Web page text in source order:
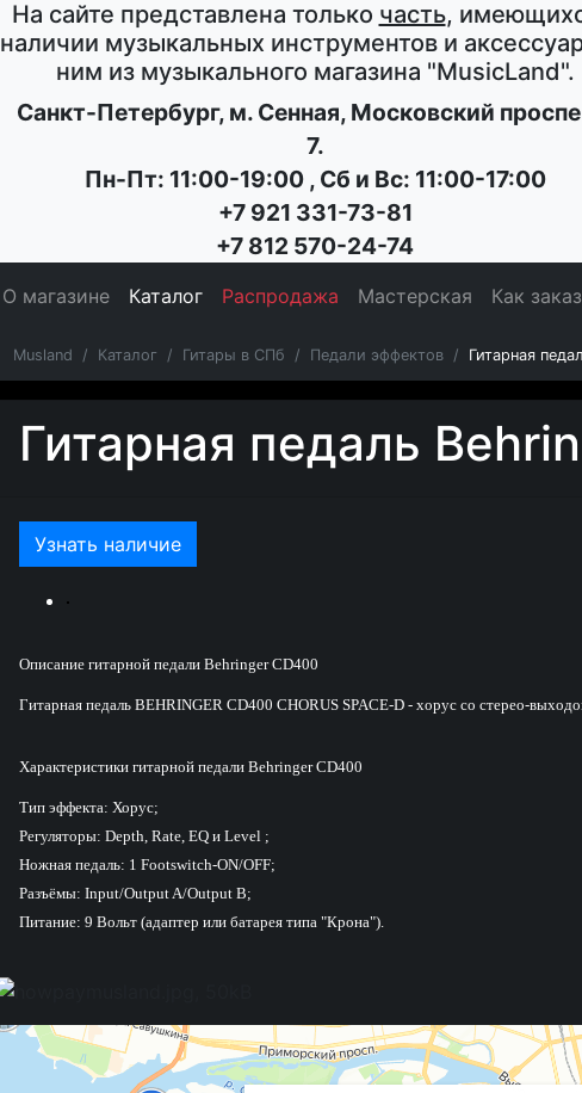
На сайте представлена только часть,
наличии музыкальных инструментов и
ним из музыкального магазина "MusicLand".
Санкт-Петербург, м. Сенная, Московский
7.
Пн-Пт: 11:00-19:00 , Сб и Вс: 11:00-17:00
+7 921 331-73-81
+7 812 570-24-74
О магазине Каталог Распродажа Мастерская Как
Musland Каталог Гитары в СПб Педали эффектов Гитарная
Гитарная педаль
Узнать наличие
Описание гитарной педали Behringer CD400
Гитарная педаль BEHRINGER CD400 CHORUS SPACE-D - хорус со стерео-
Характеристики гитарной педали Behringer CD400
Тип эффекта: Хорус;
Регуляторы: Depth, Rate, EQ и Level ;
Ножная педаль: 1 Footswitch-ON/OFF;
Разъёмы: Input/Output A/Output B;
Питание: 9 Вольт (адаптер или батарея типа "Крона").